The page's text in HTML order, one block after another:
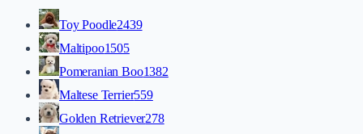
Toy Poodle2439
Maltipoo1505
Pomeranian Boo1382
Maltese Terrier559
Golden Retriever278